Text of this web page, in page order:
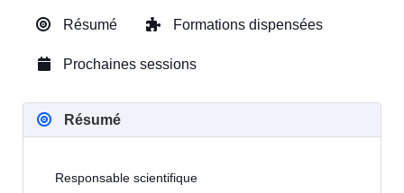
Résumé Formations dispensées
Prochaines sessions
Résumé
Responsable scientifique